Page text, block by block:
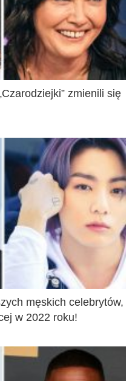
zmienili się
męskich celebrytów,
w 2022 roku!